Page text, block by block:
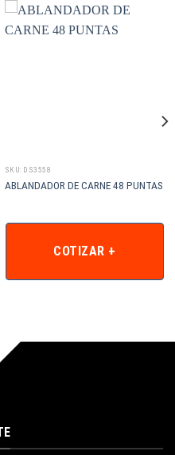
SKU: DS3558
ABLANDADOR DE CARNE 48 PUNTAS
COTIZAR +